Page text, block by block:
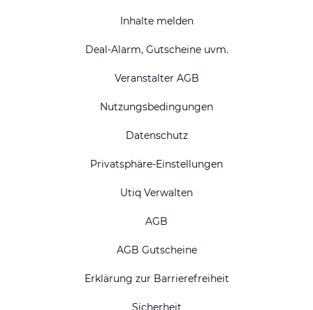
Inhalte melden
Deal-Alarm, Gutscheine uvm.
Veranstalter AGB
Nutzungsbedingungen
Datenschutz
Privatsphäre-Einstellungen
Utiq Verwalten
AGB
AGB Gutscheine
Erklärung zur Barrierefreiheit
Sicherheit